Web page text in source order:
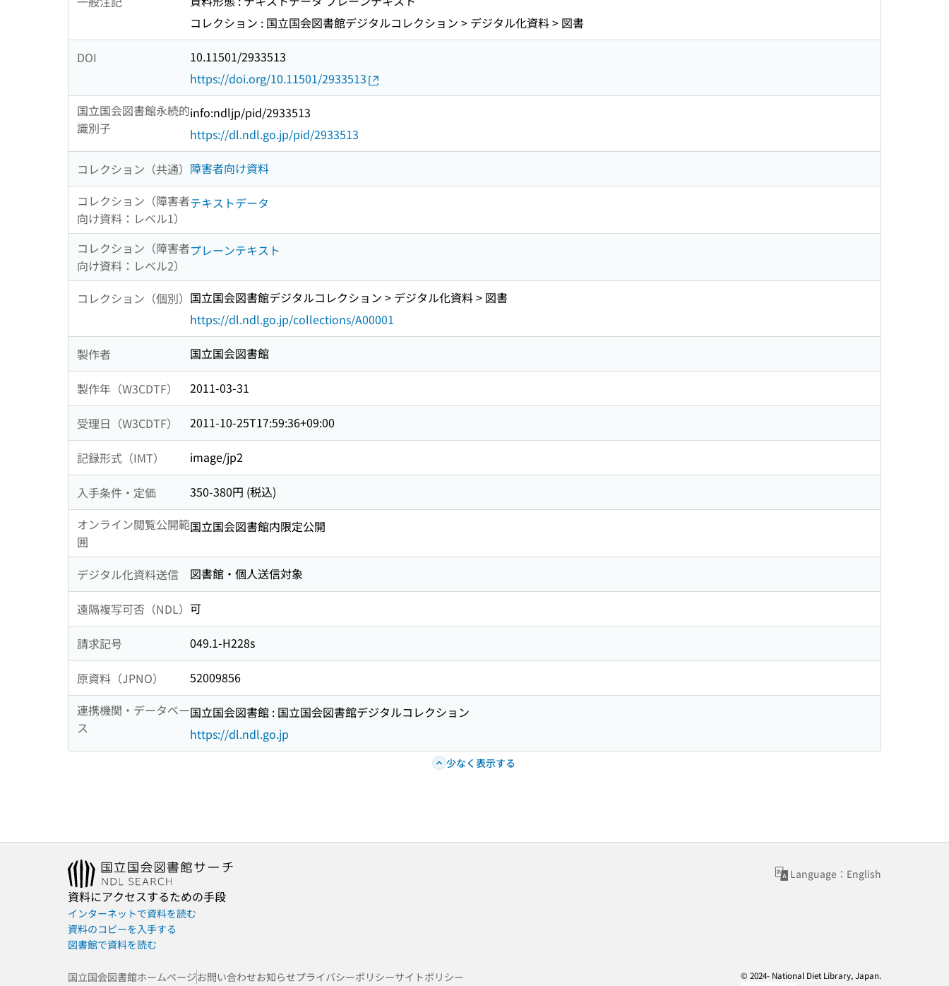
コレクション : 国立国会図書館デジタルコレクション > デジタル化資料 > 図書
DOI
10.11501/2933513
https://doi.org/10.11501/2933513
国立国会図書館永続的
識別子
info:ndljp/pid/2933513
https://dl.ndl.go.jp/pid/2933513
コレクション（共通） 障害者向け資料
コレクション（障害者
向け資料：レベル1）
テキストデータ
コレクション（障害者
向け資料：レベル2）
プレーンテキスト
コレクション（個別） 国立国会図書館デジタルコレクション > デジタル化資料 > 図書
https://dl.ndl.go.jp/collections/A00001
製作者 国立国会図書館
製作年（W3CDTF） 2011-03-31
受理日（W3CDTF） 2011-10-25T17:59:36+09:00
記録形式（IMT） image/jp2
入手条件・定価
350-380円 (税込)
オンライン閲覧公開範
囲
国立国会図書館内限定公開
デジタル化資料送信 図書館・個人送信対象
遠隔複写可否（NDL） 可
請求記号 049.1-H228s
原資料（JPNO）
52009856
連携機関・データベー
ス
国立国会図書館 : 国立国会図書館デジタルコレクション
https://dl.ndl.go.jp
少なく表示する
Language：English
資料にアクセスするための手段
インターネットで資料を読む
資料のコピーを入手する
図書館で資料を読む
国立国会図書館ホームページお問い合わせお知らせプライバシーポリシーサイトポリシー
© 2024- National Diet Library, Japan.